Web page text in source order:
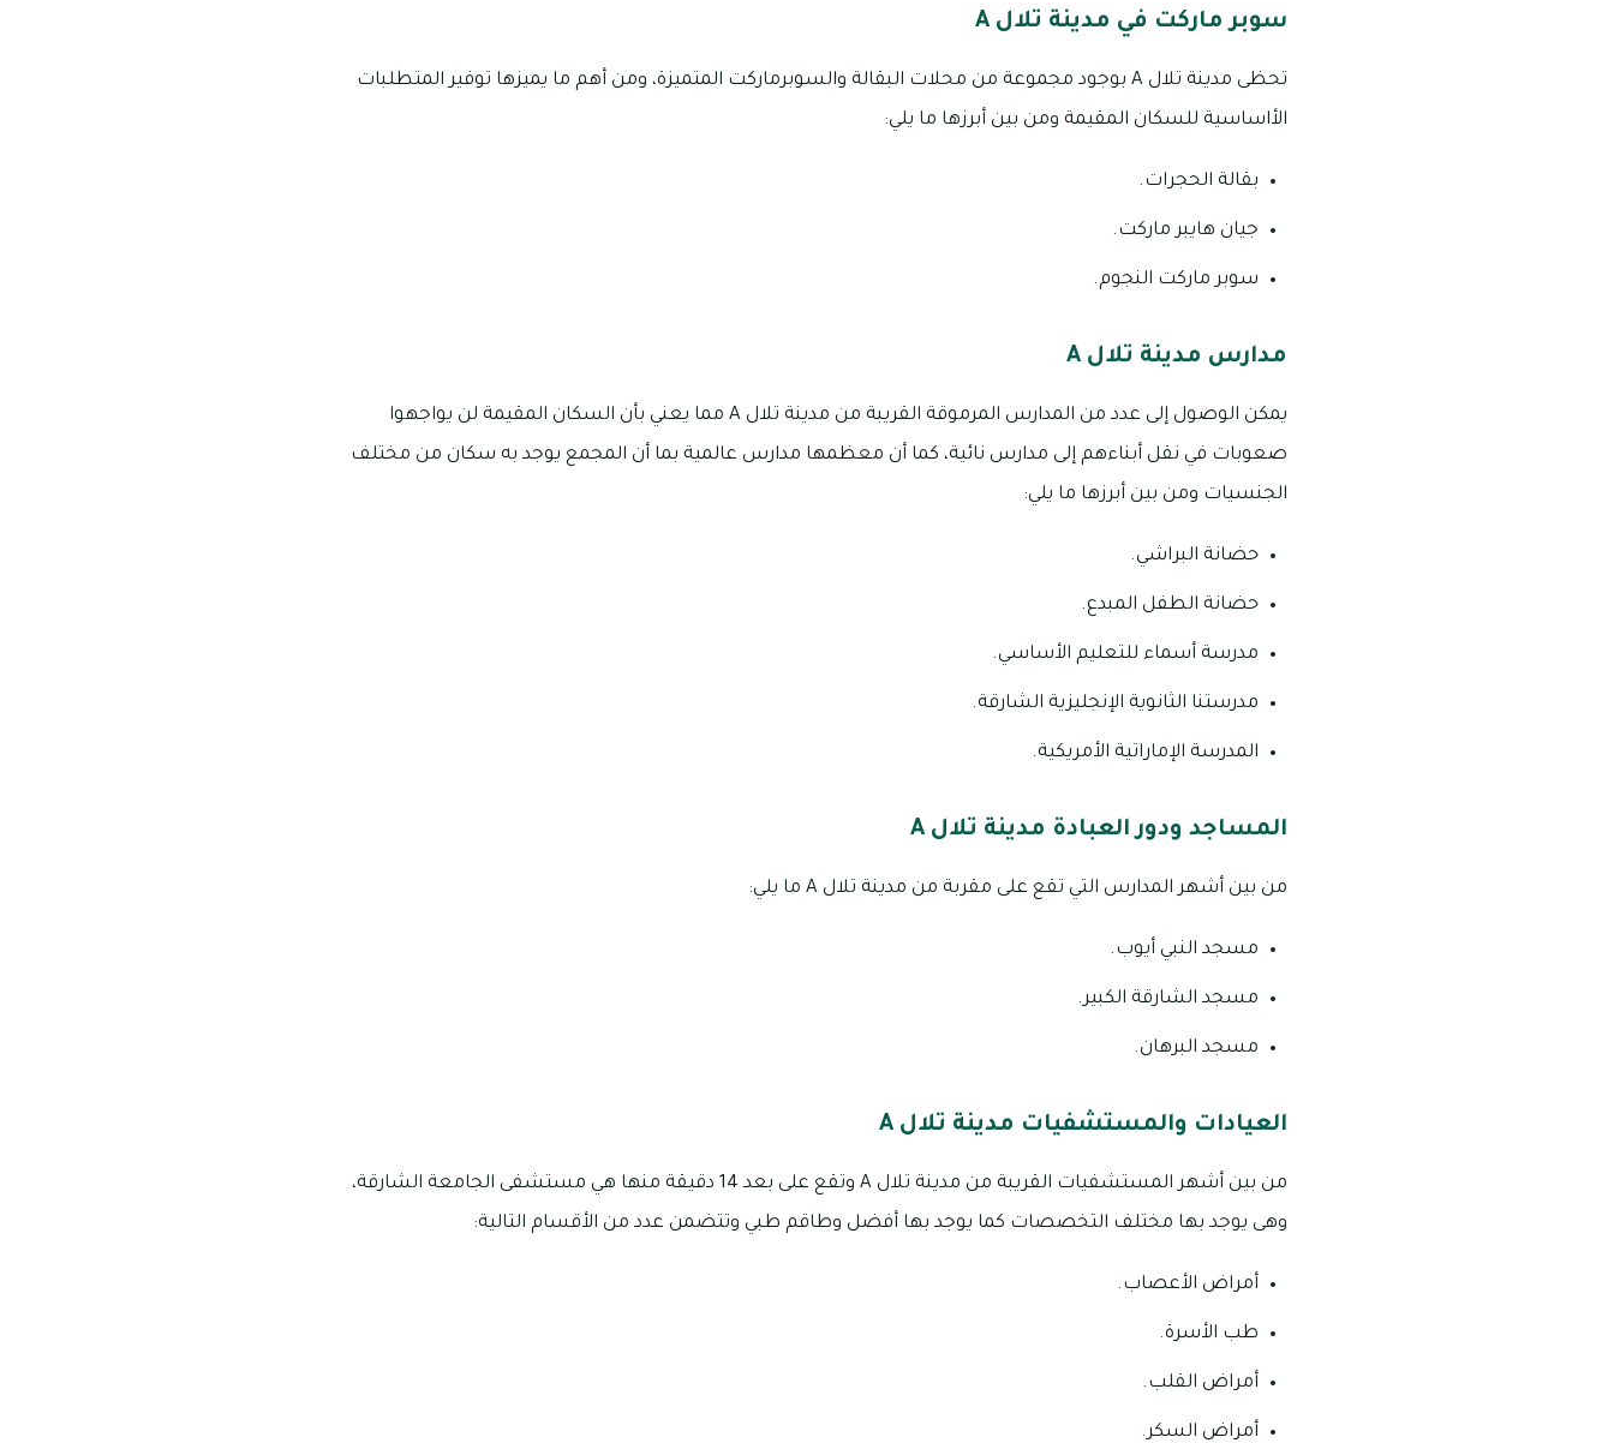
سوبر ماركت في مدينة تلال A
تحظى مدينة تلال A بوجود مجموعة من محلات البقالة والسوبرماركت المتميزة، ومن أهم ما يميزها توفير المتطلبات
الأاساسية للسكان المقيمة ومن بين أبرزها ما يلي:
بقالة الحجرات.
جيان هايبر ماركت.
سوبر ماركت النجوم.
مدارس مدينة تلال A
يمكن الوصول إلى عدد من المدارس المرموقة القريبة من مدينة تلال A مما يعني بأن السكان المقيمة لن يواجهوا
صعوبات في نقل أبناءهم إلى مدارس نائية، كما أن معظمها مدارس عالمية بما أن المجمع يوجد به سكان من مختلف
الجنسيات ومن بين أبرزها ما يلي:
حضانة البراشي.
حضانة الطفل المبدع.
مدرسة أسماء للتعليم الأساسي.
مدرستنا الثانوية الإنجليزية الشارقة.
المدرسة الإماراتية الأمريكية.
المساجد ودور العبادة مدينة تلال A
من بين أشهر المدارس التي تقع على مقربة من مدينة تلال A ما يلي:
مسجد النبي أيوب.
مسجد الشارقة الكبير.
مسجد البرهان.
العيادات والمستشفيات مدينة تلال A
من بين أشهر المستشفيات القريبة من مدينة تلال A وتقع على بعد 14 دقيقة منها هي مستشفى الجامعة الشارقة،
وهى يوجد بها مختلف التخصصات كما يوجد بها أفضل وطاقم طبي وتتضمن عدد من الأقسام التالية:
أمراض الأعصاب.
طب الأسرة.
أمراض القلب.
أمراض السكر.